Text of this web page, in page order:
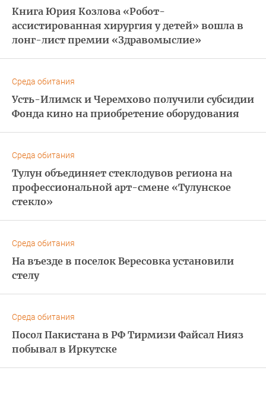
Книга Юрия Козлова «Робот-
ассистированная хирургия у детей» вошла в
лонг-лист премии «Здравомыслие»
Среда обитания
Усть-Илимск и Черемхово получили субсидии
Фонда кино на приобретение оборудования
Среда обитания
Тулун объединяет стеклодувов региона на
профессиональной арт-смене «Тулунское
стекло»
Среда обитания
На въезде в поселок Вересовка установили
стелу
Среда обитания
Посол Пакистана в РФ Тирмизи Файсал Нияз
побывал в Иркутске